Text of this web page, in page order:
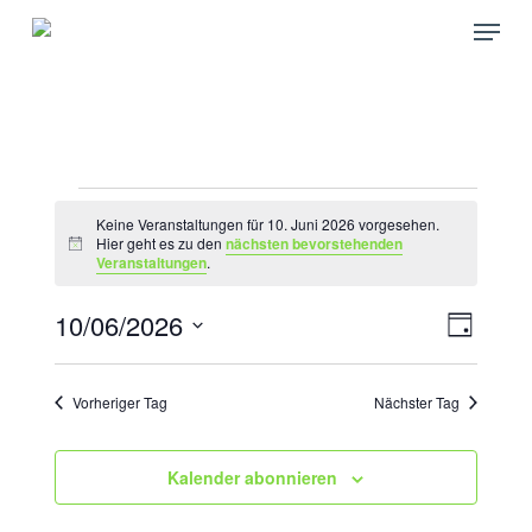
Skip
Menu
FÜR
JUNI
Hinweis
Keine Veranstaltungen für 10. Juni 2026 vorgesehen.
Hier geht es zu den nächsten bevorstehenden
Veranstaltungen.
Tag
10/06/2026
Datum
wählen.
Vorheriger Tag Nächster Tag
Kalender abonnieren